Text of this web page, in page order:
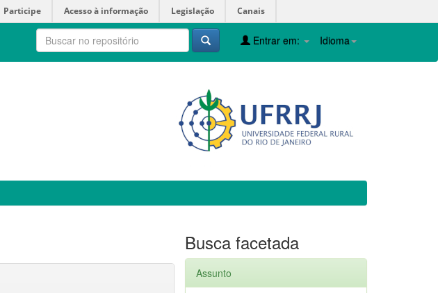
Participe Acesso à informação Legislação Canais
Idioma
Entrar em:
Busca facetada
Assunto